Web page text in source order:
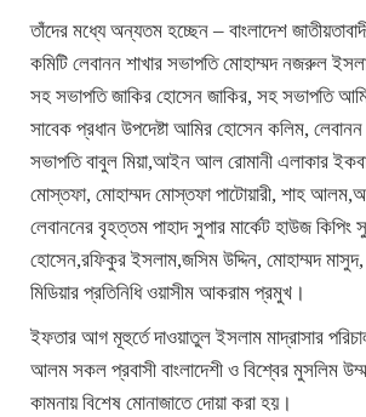
তাঁদের মধ্যে অন্যতম হচ্ছেন – বাংলাদেশ
কমিটি লেবানন শাখার সভাপতি মোহাম্মদ নজরুল
সহ সভাপতি জাকির হোসেন জাকির, সহ সভাপতি
সাবেক প্রধান উপদেষ্টা আমির হোসেন কলিম,
সভাপতি বাবুল মিয়া,আইন আল রোমানী এলাকার
মোস্তফা, মোহাম্মদ মোস্তফা পাটোয়ারী, শাহ
লেবাননের বৃহত্তম পাহাদ সুপার মার্কেট হাউজ
হোসেন,রফিকুর ইসলাম,জসিম উদ্দিন, মোহাম্মদ
মিডিয়ার প্রতিনিধি ওয়াসীম আকরাম প্রমুখ।
ইফতার আগ মূহুর্তে দাওয়াতুল ইসলাম মাদ্রাসার
আলম সকল প্রবাসী বাংলাদেশী ও বিশ্বের মুসলিম
কামনায় বিশেষ মোনাজাতে দোয়া করা হয়।